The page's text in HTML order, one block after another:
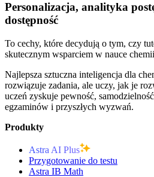
Personalizacja, analityka
dostępność
To cechy, które decydują o tym, czy
skutecznym wsparciem w nauce
Najlepsza sztuczna inteligencja dla
rozwiązuje zadania, ale uczy, jak je
uczeń zyskuje pewność,
egzaminów i przyszłych wyzwań.
Produkty
Astra AI Plus
Przygotowanie do testu
Astra IB Math